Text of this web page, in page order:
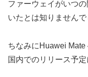
ファーウェイがいつ
いたとは知りませんで
ちなみにHuawei
国内でのリリース予